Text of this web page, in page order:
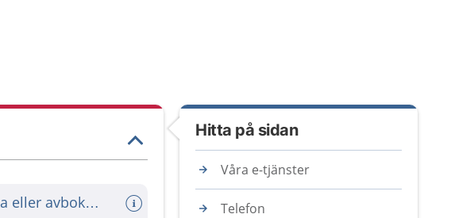
Kontakta oss för att omboka eller avboka tid
Hitta på sidan
Våra e-tjänster
Telefon